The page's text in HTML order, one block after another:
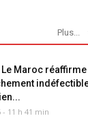
Plus...
Le Maroc réaffirme
- 11 h 41 min